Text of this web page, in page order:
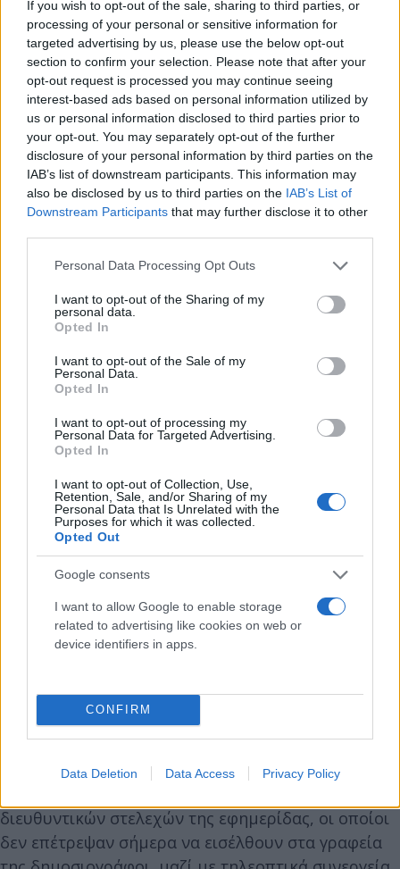
If you wish to opt-out of the sale, sharing to third parties, or
processing of your personal or sensitive information for
targeted advertising by us, please use the below opt-out
section to confirm your selection. Please note that after your
opt-out request is processed you may continue seeing
interest-based ads based on personal information utilized by
us or personal information disclosed to third parties prior to
your opt-out. You may separately opt-out of the further
disclosure of your personal information by third parties on the
IAB’s list of downstream participants. This information may
also be disclosed by us to third parties on the IAB’s List of
Downstream Participants that may further disclose it to other
Please note that this website/app uses one or more Google
not limited to your visit or usage behaviour. You may click to
grant or deny consent to Google and its third-party tags to
use your data for below specified purposes in below Google
consent section.
Personal Data Processing Opt Outs
I want to opt-out of the Sharing of my
personal data.
Opted In
I want to opt-out of the Sale of my
Personal Data.
Opted In
I want to opt-out of processing my
Personal Data for Targeted Advertising.
Opted In
I want to opt-out of Collection, Use,
Retention, Sale, and/or Sharing of my
Personal Data that Is Unrelated with the
Purposes for which it was collected.
Opted Out
Google consents
I want to allow Google to enable storage
related to advertising like cookies on web or
device identifiers in apps.
CONFIRM
Data Deletion Data Access Privacy Policy
ανακοίνωσή της.
Και συνεχίζει: «Η "ΑΥΓΗ" έχει ιστορία και
εργαζόμενους και εμείς έχουμε χρέος και
υποχρέωση να τους στηρίξουμε με κάθε νόμιμο
μέσο, ώστε να επανακυκλοφορήσει το καθημερινό
φύλλο. Είναι ανεπίτρεπτη η διαδικασία που έχει
ακολουθηθεί και θα την ανατρέψουμε.
διευθυντικών στελεχών της εφημερίδας, οι οποίοι
δεν επέτρεψαν σήμερα να εισέλθουν στα γραφεία